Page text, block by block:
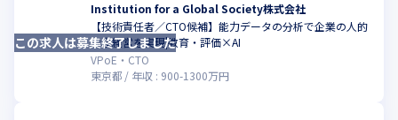
代の組織競争力を高める「攻めのDX」を強化しています。
Institution for a Global Society株式会社
【技術責任者／CTO候補】能力データの分析で企業の人的
資本経営を実現|教育・評価×AI
VPoE・CTO
東京都
年収 : 900-1300万円
この求人は募集終了しました